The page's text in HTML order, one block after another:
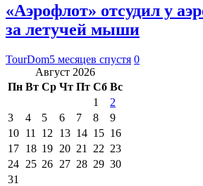
«Аэрофлот» отсудил у
за летучей мыши
TourDom5 месяцев спустя 0
Август 2026
Пн Вт Ср Чт Пт Сб Вс
1
2
3
4 5 6 7 8
9
10 11 12 13 14 15 16
17 18 19 20 21 22 23
24 25 26 27 28 29 30
31